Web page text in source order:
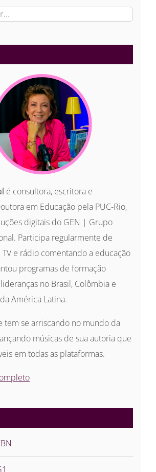
é consultora, escritora e
em Educação pela PUC-Rio,
digitais do GEN | Grupo
Participa regularmente de
e rádio comentando a educação
programas de formação
no Brasil, Colômbia e
América Latina.
tem se arriscando no mundo da
músicas de sua autoria que
em todas as plataformas.